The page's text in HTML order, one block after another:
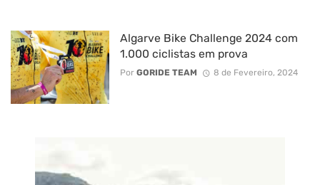
Algarve Bike Challenge 2024 com
1.000 ciclistas em prova
Por GORIDE TEAM 8 de Fevereiro, 2024